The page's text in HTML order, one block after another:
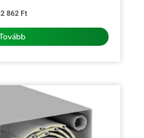
862 Ft